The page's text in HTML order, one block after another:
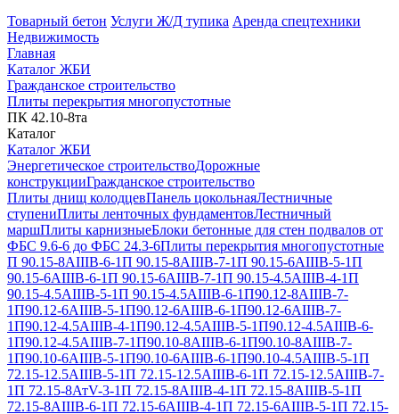
Товарный бетон Услуги Ж/Д тупика Аренда спецтехники
Недвижимость
Главная
Каталог ЖБИ
Гражданское строительство
Плиты перекрытия многопустотные
ПК 42.10-8та
Каталог
Каталог ЖБИ
Энергетическое строительствоДорожные
конструкцииГражданское строительство
Плиты днищ колодцевПанель цокольнаяЛестничные
ступениПлиты ленточных фундаментовЛестничный
маршПлиты карнизныеБлоки бетонные для стен подвалов от
ФБС 9.6-6 до ФБС 24.3-6Плиты перекрытия многопустотные
П 90.15-8АIIIВ-6-1П 90.15-8АIIIВ-7-1П 90.15-6АIIIВ-5-1П
90.15-6АIIIВ-6-1П 90.15-6АIIIВ-7-1П 90.15-4.5АIIIВ-4-1П
90.15-4.5АIIIВ-5-1П 90.15-4.5АIIIВ-6-1П90.12-8АIIIВ-7-
1П90.12-6АIIIВ-5-1П90.12-6АIIIВ-6-1П90.12-6АIIIВ-7-
1П90.12-4.5АIIIВ-4-1П90.12-4.5АIIIВ-5-1П90.12-4.5АIIIВ-6-
1П90.12-4.5АIIIВ-7-1П90.10-8АIIIВ-6-1П90.10-8АIIIВ-7-
1П90.10-6АIIIВ-5-1П90.10-6АIIIВ-6-1П90.10-4.5АIIIВ-5-1П
72.15-12.5АIIIВ-5-1П 72.15-12.5АIIIВ-6-1П 72.15-12.5АIIIВ-7-
1П 72.15-8АтV-3-1П 72.15-8АIIIВ-4-1П 72.15-8АIIIВ-5-1П
72.15-8АIIIВ-6-1П 72.15-6АIIIВ-4-1П 72.15-6АIIIВ-5-1П 72.15-